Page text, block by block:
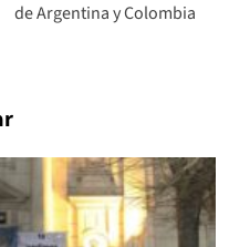
de Argentina y Colombia